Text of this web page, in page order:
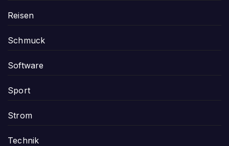
Reisen
Schmuck
Software
Sport
Strom
Technik